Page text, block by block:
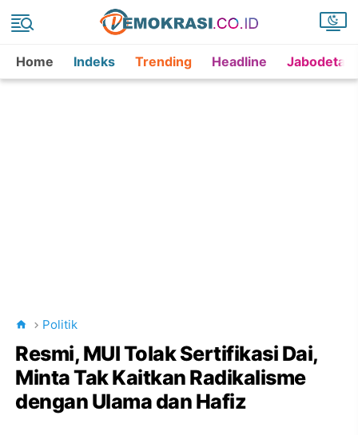
Home Indeks Trending Headline
Politik
Resmi, MUI Tolak Sertifikasi Dai,
Minta Tak Kaitkan Radikalisme
dengan Ulama dan Hafiz